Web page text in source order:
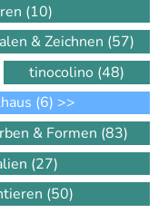
(10)
& Zeichnen (57)
tinocolino (48)
(6) >>
& Formen (83)
(27)
(50)